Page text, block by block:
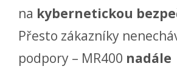
na kybernetickou
Přesto zákazníky
podpory – MR400 nadále